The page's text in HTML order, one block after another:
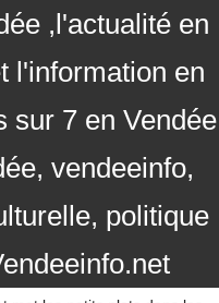
,l'actualité en
l'information en
sur 7 en Vendée
vendeeinfo,
politique